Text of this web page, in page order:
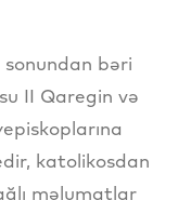
sonundan bəri
II Qaregin və
katolikosdan
məlumatlar